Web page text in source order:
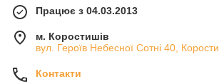
Працює з 04.03.2013
м. Коростишів
вул. Героїв Небесної Сотні 40,
Контакти